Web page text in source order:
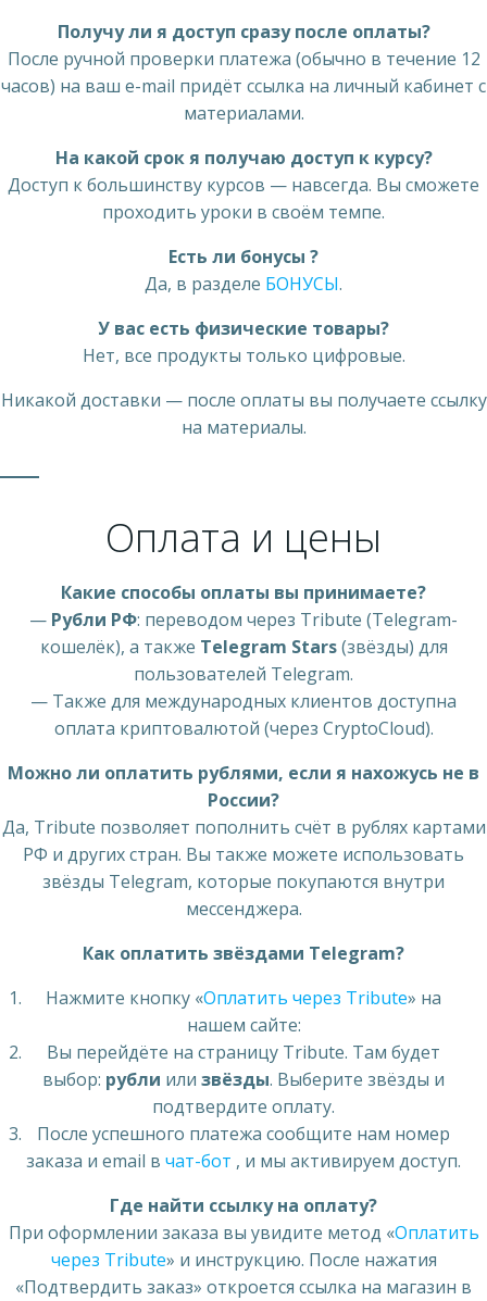
Получу ли я доступ сразу после оплаты?
После ручной проверки платежа (обычно в течение 12
часов) на ваш e-mail придёт ссылка на личный кабинет с
материалами.
На какой срок я получаю доступ к курсу?
Доступ к большинству курсов — навсегда. Вы сможете
проходить уроки в своём темпе.
Есть ли бонусы ?
Да, в разделе БОНУСЫ.
У вас есть физические товары?
Нет, все продукты только цифровые.
Никакой доставки — после оплаты вы получаете ссылку
на материалы.
Оплата и цены
Какие способы оплаты вы принимаете?
— Рубли РФ: переводом через Tribute (Telegram-
кошелёк), а также Telegram Stars(звёзды) для
пользователей Telegram.
— Также для международных клиентов доступна
оплата криптовалютой (через CryptoCloud).
Можно ли оплатить рублями, если я нахожусь не в
России?
Да, Tribute позволяет пополнить счёт в рублях картами
РФ и других стран. Вы также можете использовать
звёзды Telegram, которые покупаются внутри
мессенджера.
Как оплатить звёздами Telegram?
Нажмите кнопку «Оплатить через Tribute» на
нашем сайте:
Вы перейдёте на страницу Tribute. Там будет
выбор: рубли или звёзды. Выберите звёзды и
подтвердите оплату.
После успешного платежа сообщите нам номер
заказа и email в чат-бот , и мы активируем доступ.
Где найти ссылку на оплату?
При оформлении заказа вы увидите метод «Оплатить
через Tribute» и инструкцию. После нажатия
«Подтвердить заказ» откроется ссылка на магазин в